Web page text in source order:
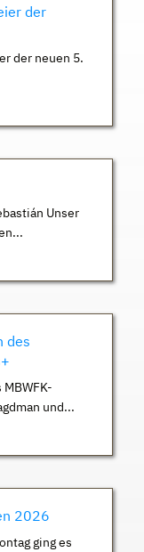
der
der neuen 5.
Unser
des
und...
2026
ging es